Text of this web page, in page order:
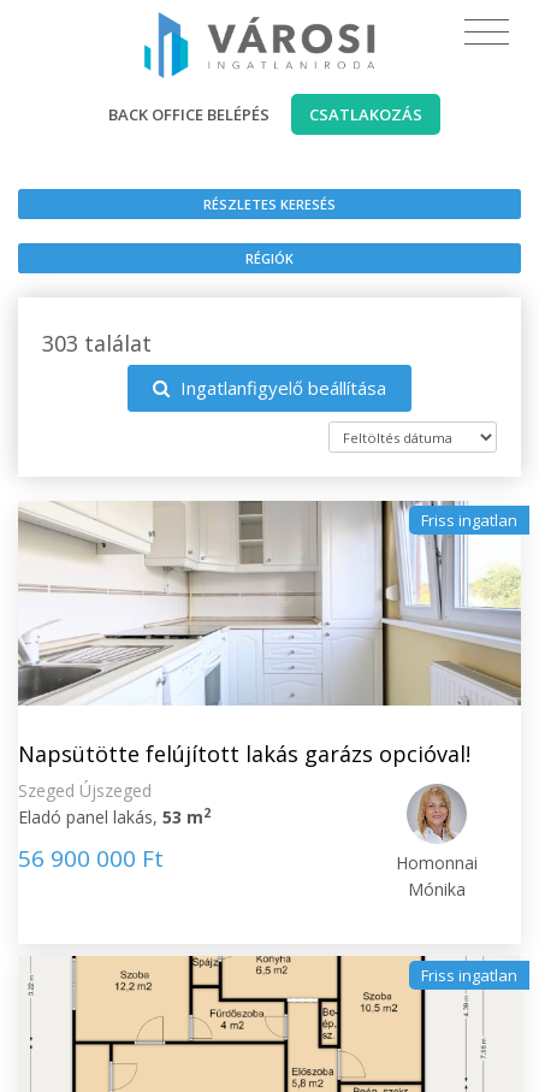
BACK OFFICE BELÉPÉS CSATLAKOZÁS
RÉSZLETES KERESÉS
RÉGIÓK
303 találat
Ingatlanfigyelő beállítása
Friss ingatlan
Napsütötte felújított lakás garázs opcióval!
Szeged Újszeged
Eladó panel lakás, 53 m2
56 900 000 Ft
Homonnai
Mónika
Friss ingatlan